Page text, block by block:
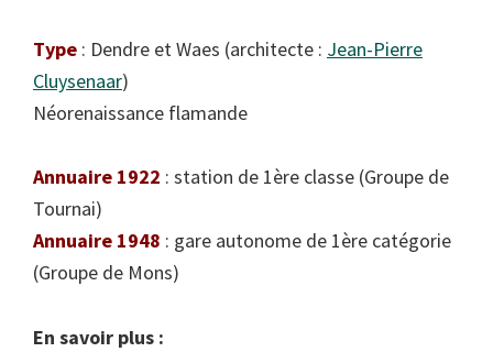
Type : Dendre et Waes (architecte : Jean-Pierre
Cluysenaar)
Néorenaissance flamande
Annuaire 1922 : station de 1ère classe (Groupe de
Tournai)
Annuaire 1948 : gare autonome de 1ère catégorie
(Groupe de Mons)
En savoir plus :